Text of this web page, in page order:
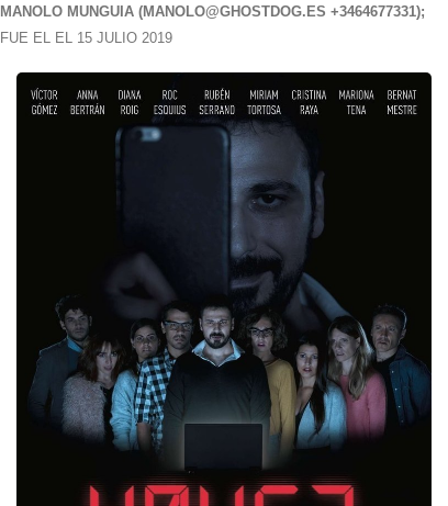
MANOLO MUNGUIA (MANOLO@GHOSTDOG.ES +3464677331);
FUE EL EL 15 JULIO 2019